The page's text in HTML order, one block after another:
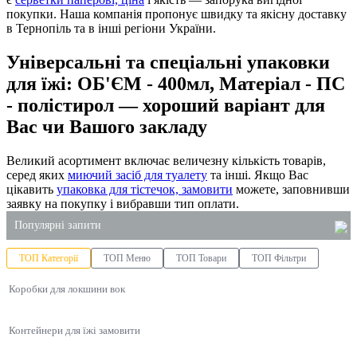
покупки. Наша компанія пропонує швидку та якісну доставку
в Тернопіль та в інші регіони України.
Універсальні та спеціальні упаковки
для їжі: ОБ'ЄМ - 400мл, Матеріал - ПС
- полістирол — хороший варіант для
Вас чи Вашого закладу
Великий асортимент включає величезну кількість товарів,
серед яких миючий засіб для туалету та інші. Якщо Вас
цікавить упаковка для тістечок, замовити можете, заповнивши
заявку на покупку і вибравши тип оплати.
Популярні запити
коробка для торта пластикова
товари господарські оптом
пакет сміттєвий
ТОП Категорії ТОП Меню ТОП Товари ТОП Фільтри
Коробки для локшини вок
Контейнери для їжі замовити